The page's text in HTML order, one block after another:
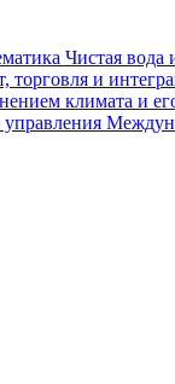
Чистая вода
торговля и
климата и